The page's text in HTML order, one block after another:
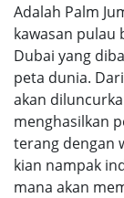
Adalah Palm
kawasan pulau
Dubai yang
peta dunia.
akan
menghasilkan
terang dengan
kian nampak
mana akan